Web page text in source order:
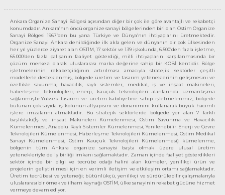
Ankara Organize Sanayi Bölgesi açısından diğer bir çok ile göre avantajlı ve rekabetçi
konumdadır. Ankara’nın öncü organize sanayi bölgelerinden biri olan Ostim Organize
Sanayi Bölgesi 1967’den bu yana Türkiye ve Dünya’nın ihtiyaçlarını üretmektedir.
Organize Sanayi Ankara denildiğinde ilk akla gelen ve dünyanın bir çok ülkesinden
her yıl yüzlerce ziyaret alan OSTİM, 17 sektör ve 139 işkolunda, 6.500’den fazla işletme,
65.000’den fazla çalışanın faaliyet gösterdiği, milli ihtiyaçların karşılanmasında bir
çözüm merkezi olarak uluslararası marka değerine sahip bir KOBİ kentidir. Bölge
işletmelerinin rekabetçiliğinin artırılması amacıyla stratejik sektörler çeşitli
modellerle desteklenmiş, bölgede üretim ve tasarım yeteneklerinin gelişmesini ve
özellikle savunma, havacılık, raylı sistemler, medikal, iş ve inşaat makineleri,
haberleşme teknolojileri, enerji, kauçuk teknolojileri alanlarında uzmanlaşma
sağlanmıştır.Yüksek tasarım ve üretim kabiliyetine sahip işletmelerimiz, bölgede
bulunan çok sayıda iş kolunun altyapısını ve donanımını kullanarak büyük hacimli
işlere imzalarını atmaktadır. Bu stratejik sektörlerde bölgede yer alan 7 farklı
başlıktaki(İş ve inşaat Makineleri Kümelenmesi, Ostim Savunma ve Havacılık
Kümelenmesi, Anadolu Raylı Sistemler Kümelenmesi, Yenilenebilir Enerji ve Çevre
Teknolojileri Kümelenmesi, Haberleşme Teknolojileri Kümelenmesi, Ostim Medikal
Sanayi Kümelenmesi, Ostim Kauçuk Teknolojileri Kümelenmesi) kümelenme,
bölgenin tüm Ankara organize sanayisi başta olmak üzere ulusal üretim
yetenekleriyle de iş birliği imkanı sağlamaktadır. Zaman içinde faaliyet gösterdikleri
sektör içinde bir bilgi ve tecrübe odağı halini alan kümeler, yenilikçi ürün ve
projelerin geliştirilmesi için en verimli iletişim ve etkileşim ortamı sağlamaktadır.
Üretim tecrübesi ve yeteneği; bütünlükçü, yenilikçi ve sürdürülebilir çalışmalarıyla
uluslararası bir örnek ve ilham kaynağı OSTİM, ülke sanayinin rekabet gücüne hizmet
vermeye devam ediyor.